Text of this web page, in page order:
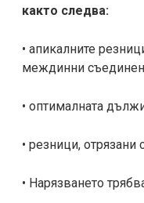
както следва:
• апикалните
междинни
• оптималната
• резници, отрязани
• Нарязването